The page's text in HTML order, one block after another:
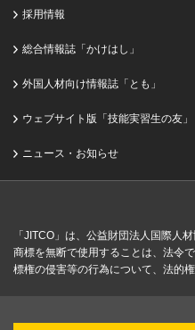
採用情報
総合情報誌「かけはし」
外国人材向け情報誌「とも」
ウェブサイト版「技能実習生の友」
ニュース・お知らせ
「JITCO」は、公益財団法人国際人
商標を無断で使用することは、法令
標権の侵害等の行為について、法的